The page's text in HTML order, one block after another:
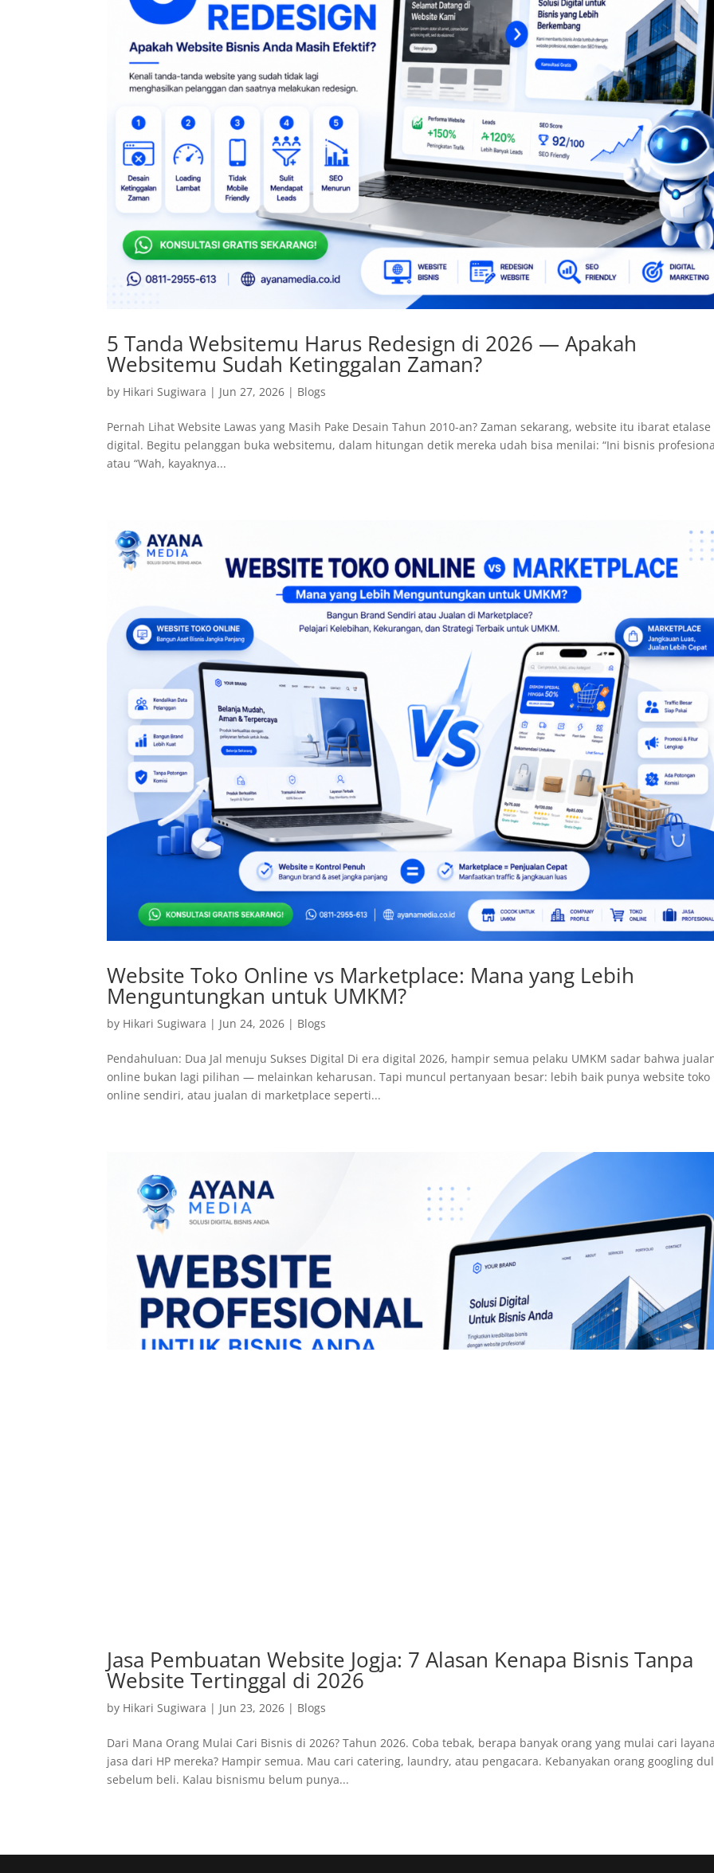
5 Tanda Websitemu Harus Redesign di 2026 — Apakah
Websitemu Sudah Ketinggalan Zaman?
by Hikari Sugiwara | Jun 27, 2026 | Blogs
Pernah Lihat Website Lawas yang Masih Pake Desain Tahun 2010-an? Zaman sekarang, website itu ibarat etalase
digital. Begitu pelanggan buka websitemu, dalam hitungan detik mereka udah bisa menilai: “Ini bisnis
atau “Wah, kayaknya...
Website Toko Online vs Marketplace: Mana yang Lebih
Menguntungkan untuk UMKM?
by Hikari Sugiwara | Jun 24, 2026 | Blogs
Pendahuluan: Dua Jal menuju Sukses Digital Di era digital 2026, hampir semua pelaku UMKM sadar bahwa
online bukan lagi pilihan — melainkan keharusan. Tapi muncul pertanyaan besar: lebih baik punya website toko
online sendiri, atau jualan di marketplace seperti...
Jasa Pembuatan Website Jogja: 7 Alasan Kenapa Bisnis Tanpa
Website Tertinggal di 2026
by Hikari Sugiwara | Jun 23, 2026 | Blogs
Dari Mana Orang Mulai Cari Bisnis di 2026? Tahun 2026. Coba tebak, berapa banyak orang yang mulai cari
jasa dari HP mereka? Hampir semua. Mau cari catering, laundry, atau pengacara. Kebanyakan orang googling
sebelum beli. Kalau bisnismu belum punya...